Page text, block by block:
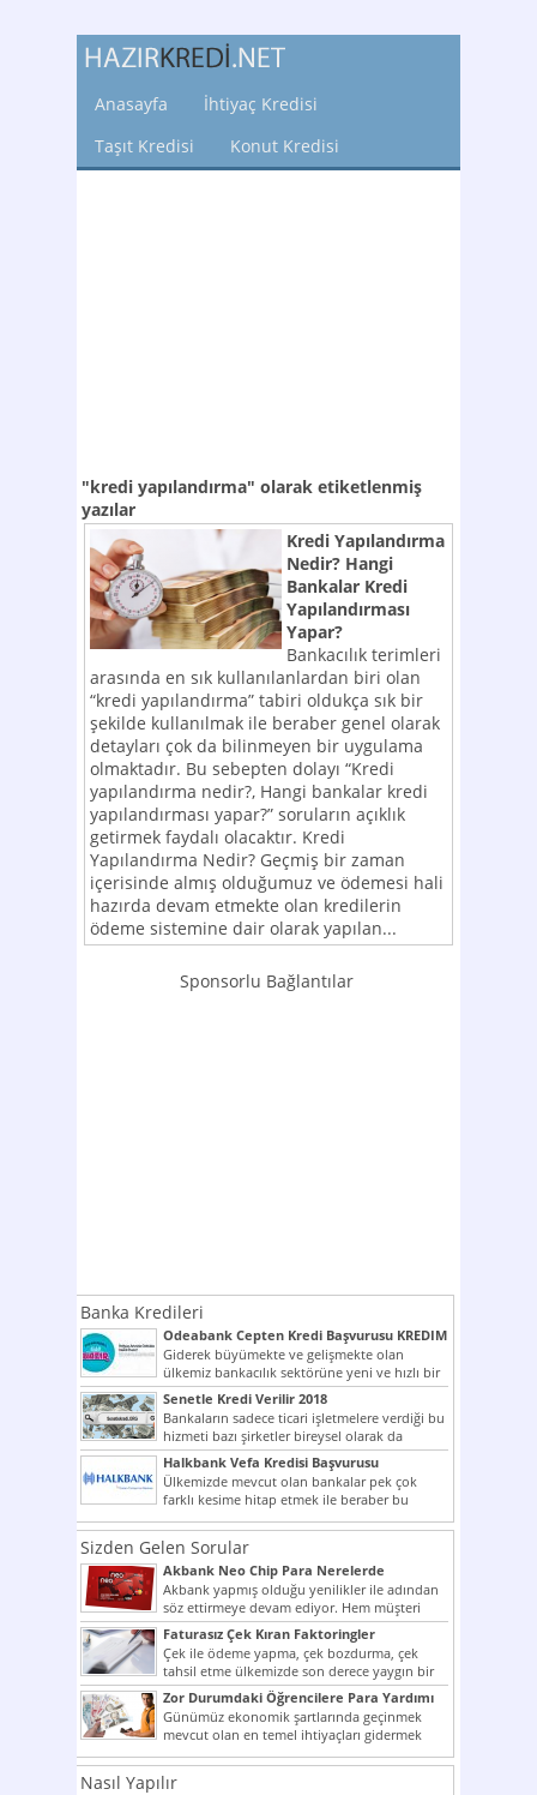
Anasayfa
İhtiyaç Kredisi
Taşıt Kredisi
Konut Kredisi
"kredi yapılandırma" olarak etiketlenmiş
yazılar
Kredi Yapılandırma
Nedir? Hangi
Bankalar Kredi
Yapılandırması
Yapar?
Bankacılık terimleri
arasında en sık kullanılanlardan biri olan
“kredi yapılandırma” tabiri oldukça sık bir
şekilde kullanılmak ile beraber genel olarak
detayları çok da bilinmeyen bir uygulama
olmaktadır. Bu sebepten dolayı “Kredi
yapılandırma nedir?, Hangi bankalar kredi
yapılandırması yapar?” soruların açıklık
getirmek faydalı olacaktır. Kredi
Yapılandırma Nedir? Geçmiş bir zaman
içerisinde almış olduğumuz ve ödemesi hali
hazırda devam etmekte olan kredilerin
ödeme sistemine dair olarak yapılan...
Sponsorlu Bağlantılar
Banka Kredileri
Odeabank Cepten Kredi Başvurusu KREDIM
8444
Giderek büyümekte ve gelişmekte olan
ülkemiz bankacılık sektörüne yeni ve hızlı bir
giriş yapmış olan...
Senetle Kredi Verilir 2018
Bankaların sadece ticari işletmelere verdiği bu
hizmeti bazı şirketler bireysel olarak da
vermektedir. Senetle kredi...
Halkbank Vefa Kredisi Başvurusu
Ülkemizde mevcut olan bankalar pek çok
farklı kesime hitap etmek ile beraber bu
noktada son...
Sizden Gelen Sorular
Akbank Neo Chip Para Nerelerde
Kullanılır?
Akbank yapmış olduğu yenilikler ile adından
söz ettirmeye devam ediyor. Hem müşteri
potansiyelini arttırmak hem...
Faturasız Çek Kıran Faktoringler
Çek ile ödeme yapma, çek bozdurma, çek
tahsil etme ülkemizde son derece yaygın bir
şekilde...
Zor Durumdaki Öğrencilere Para Yardımı
Günümüz ekonomik şartlarında geçinmek
mevcut olan en temel ihtiyaçları gidermek
dahi son derece zor olmak...
Nasıl Yapılır